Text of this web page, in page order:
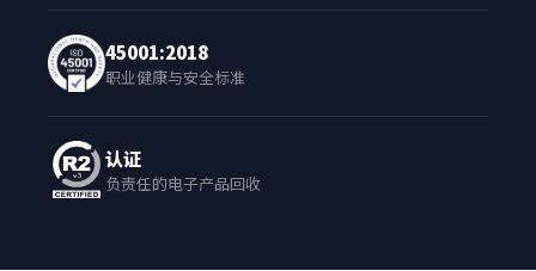
45001:2018
职业健康与安全标准
认证
负责任的电子产品回收